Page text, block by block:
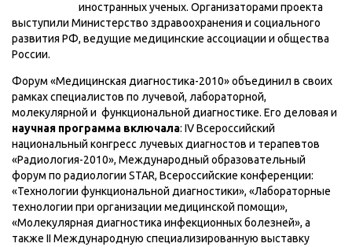
иностранных ученых. Организаторами проекта
выступили Министерство здравоохранения и социального
развития РФ, ведущие медицинские ассоциации и общества
России.
Форум «Медицинская диагностика-2010» объединил в своих
рамках специалистов по лучевой, лабораторной,
молекулярной и функциональной диагностике. Его деловая и
научная программа включала: IV Всероссийский
национальный конгресс лучевых диагностов и терапевтов
«Радиология-2010», Международный образовательный
форум по радиологии STAR, Всероссийские конференции:
«Технологии функциональной диагностики», «Лабораторные
технологии при организации медицинской помощи»,
«Молекулярная диагностика инфекционных болезней», а
также II Международную специализированную выставку